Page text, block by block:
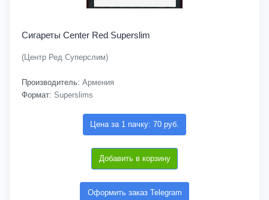
Сигареты Center Red Superslim
(Центр Ред Суперслим)
Производитель: Армения
Формат: Superslims
Цена за 1 пачку: 70 руб.
Добавить в корзину
Оформить заказ Telegram